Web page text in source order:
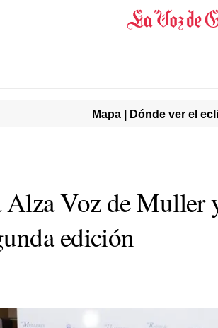
Mapa | Dónde ver el
Voz de Muller
edición